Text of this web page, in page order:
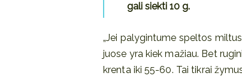
gali siekti 10 g.
„Jei palygintume speltos
juose yra kiek mažiau. Bet
krenta iki 55-60. Tai tikrai